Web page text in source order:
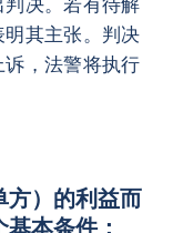
决。若有待解
其主张。判决
，法警将执行
方）的利益而
本条件：